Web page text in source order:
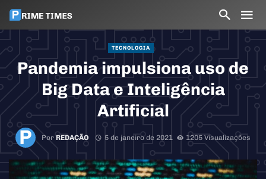
TECNOLOGIA
Pandemia impulsiona uso de
Big Data e Inteligência
Artificial
PorREDAÇÃO 5 de janeiro de 2021 1205 Visualizações